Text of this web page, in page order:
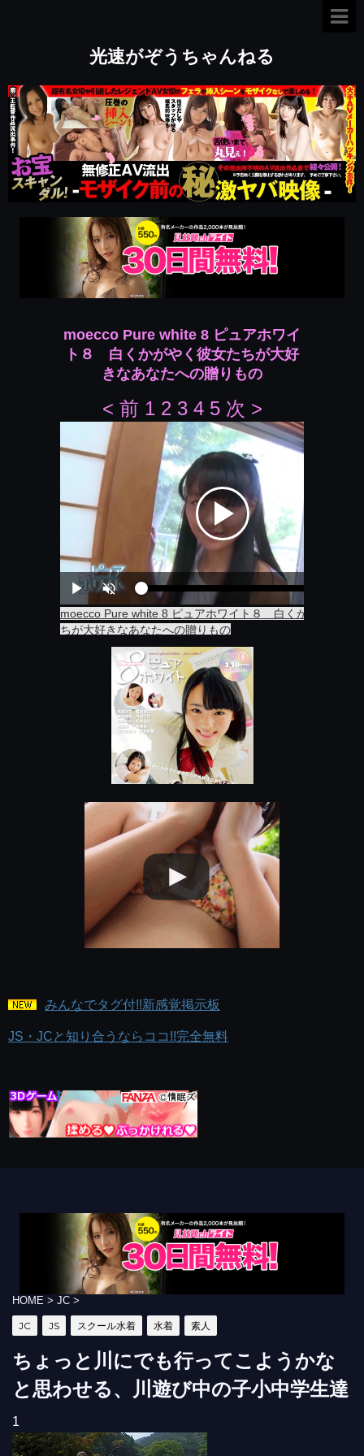
光速がぞうちゃんねる
みんなでタグ付!!新感覚掲示板
JS・JCと知り合うならココ!!完全無料
HOME > JC >
JC JS スクール水着 水着 素人
ちょっと川にでも行ってこようかな
と思わせる、川遊び中の子小中学生達
1